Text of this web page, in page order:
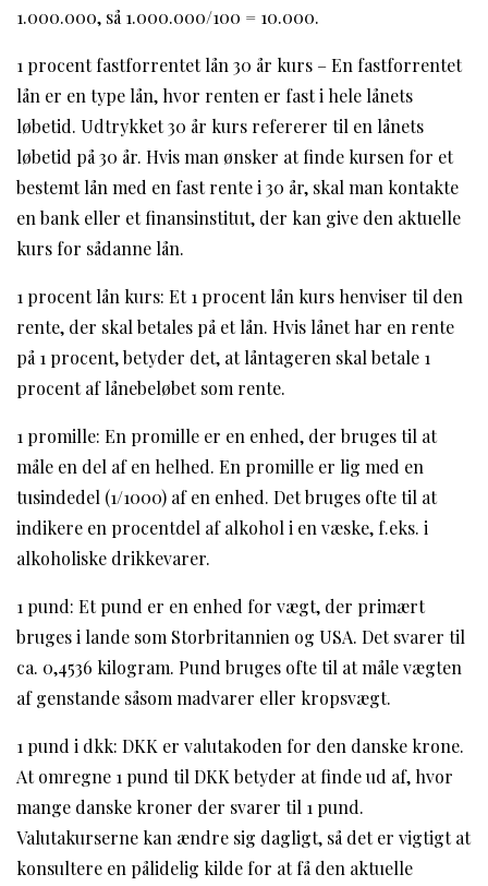
1.000.000, så 1.000.000/100 = 10.000.
1 procent fastforrentet lån 30 år kurs – En fastforrentet
lån er en type lån, hvor renten er fast i hele lånets
løbetid. Udtrykket 30 år kurs refererer til en lånets
løbetid på 30 år. Hvis man ønsker at finde kursen for et
bestemt lån med en fast rente i 30 år, skal man kontakte
en bank eller et finansinstitut, der kan give den aktuelle
kurs for sådanne lån.
1 procent lån kurs: Et 1 procent lån kurs henviser til den
rente, der skal betales på et lån. Hvis lånet har en rente
på 1 procent, betyder det, at låntageren skal betale 1
procent af lånebeløbet som rente.
1 promille: En promille er en enhed, der bruges til at
måle en del af en helhed. En promille er lig med en
tusindedel (1/1000) af en enhed. Det bruges ofte til at
indikere en procentdel af alkohol i en væske, f.eks. i
alkoholiske drikkevarer.
1 pund: Et pund er en enhed for vægt, der primært
bruges i lande som Storbritannien og USA. Det svarer til
ca. 0,4536 kilogram. Pund bruges ofte til at måle vægten
af genstande såsom madvarer eller kropsvægt.
1 pund i dkk: DKK er valutakoden for den danske krone.
At omregne 1 pund til DKK betyder at finde ud af, hvor
mange danske kroner der svarer til 1 pund.
Valutakurserne kan ændre sig dagligt, så det er vigtigt at
konsultere en pålidelig kilde for at få den aktuelle